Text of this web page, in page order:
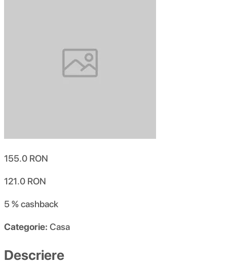
155.0 RON
121.0 RON
5 %cashback
Categorie: Casa
Descriere